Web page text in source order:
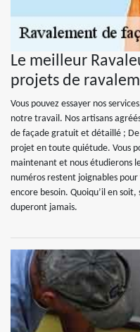
Le meilleur
projets de
Vous pouvez essayer nos
notre travail. Nos artisans
de façade gratuit et détaillé ;
projet en toute quiétude. Vous
maintenant et nous étudierons
numéros restent joignables
encore besoin. Quoiqu’il en soit,
duperont jamais.